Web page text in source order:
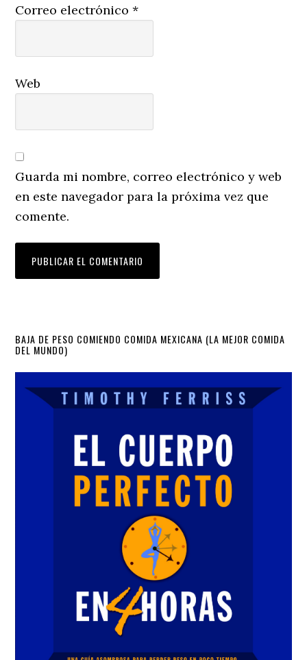
Correo electrónico*
Web
Guarda mi nombre, correo electrónico y web
en este navegador para la próxima vez que
comente.
Primary
Sidebar
BAJA DE PESO COMIENDO COMIDA MEXICANA (LA MEJOR COMIDA
DEL MUNDO)